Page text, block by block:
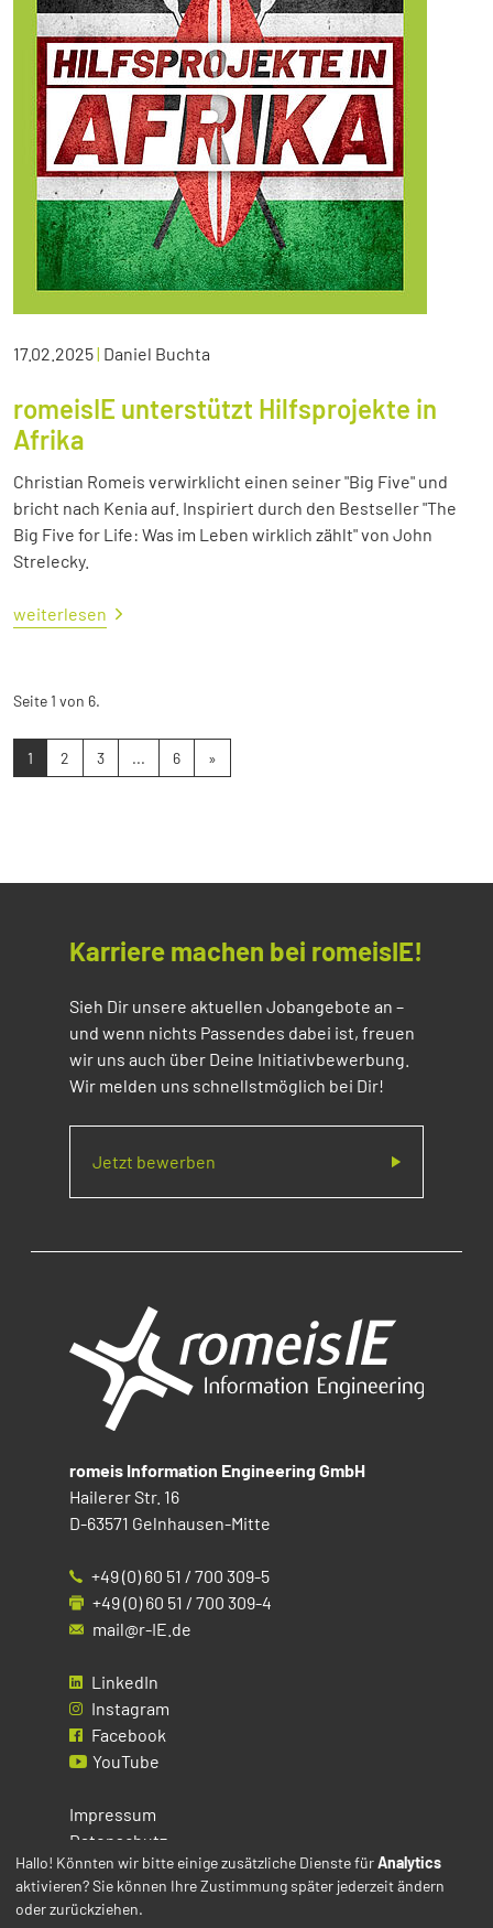
17.02.2025| Daniel Buchta
romeisIE unterstützt Hilfsprojekte in
Afrika
Christian Romeis verwirklicht einen seiner "Big Five" und
bricht nach Kenia auf. Inspiriert durch den Bestseller "The
Big Five for Life: Was im Leben wirklich zählt" von John
Strelecky.
weiterlesen
Seite 1 von 6.
1 2 3 ... 6 »
Karriere machen bei romeisIE!
Sieh Dir unsere aktuellen Jobangebote an –
und wenn nichts Passendes dabei ist, freuen
wir uns auch über Deine Initiativbewerbung.
Wir melden uns schnellstmöglich bei Dir!
Jetzt bewerben
romeis Information Engineering GmbH
Hailerer Str. 16
D-63571 Gelnhausen-Mitte
+49 (0) 60 51 / 700 309-5
+49 (0) 60 51 / 700 309-4
mail@r-IE.de
LinkedIn
Instagram
Facebook
YouTube
Impressum
Datenschutz
Cookies
Hallo! Könnten wir bitte einige zusätzliche Dienste fürAnalytics
aktivieren? Sie können Ihre Zustimmung später jederzeit ändern
oder zurückziehen.